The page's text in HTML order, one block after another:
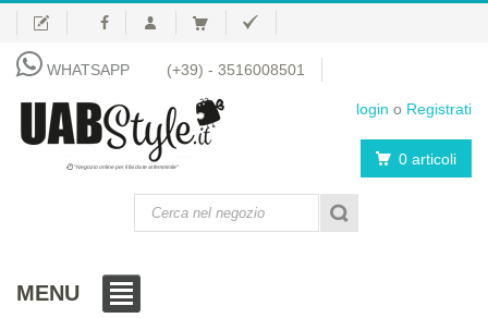
WHATSAPP (+39) - 3516008501
login o Registrati
"Negozio online per il fai da te al femminile" 0 articoli
MENU